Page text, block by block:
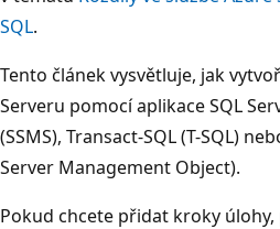
SQL.
Tento článek vysvětluje, jak
Serveru pomocí aplikace SQL
(SSMS), Transact-SQL (T-SQL)
Server Management Object).
Pokud chcete přidat kroky úlohy,